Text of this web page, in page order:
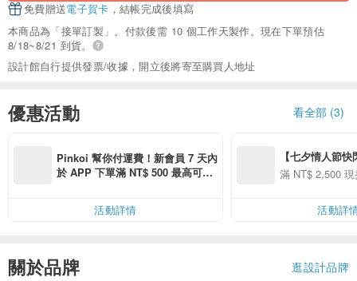
免費贈送電子賀卡 ，結帳完成後填寫
本商品為「接單訂製」。付款後需 10 個工作天製作。現在下單預估
8/18~8/21 到貨。
設計館自行提供發票/收據，開立後將寄至購買人地址
優惠活動 看全部 (3)
Pinkoi 幫你付運費！新會員 7 天內
於 APP 下單滿 NT$ 500 最高可折
活動詳情
【七夕情人節
用 APP 購買任
滿 NT$ 2,500
活動詳
關於品牌 逛設計品牌